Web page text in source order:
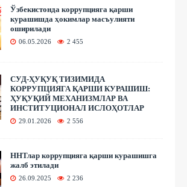
Ўзбекистонда коррупцияга қарши
курашишда ҳокимлар масъулияти
оширилади
06.05.2026 2 455
СУД-ҲУҚУҚ ТИЗИМИДА
КОРРУПЦИЯГА ҚАРШИ КУРАШИШ:
ҲУҚУҚИЙ МЕХАНИЗМЛАР ВА
ИНСТИТУЦИОНАЛ ИСЛОҲОТЛАР
29.01.2026 2 556
ННТлар коррупцияга қарши курашишга
жалб этилади
26.09.2025 2 236